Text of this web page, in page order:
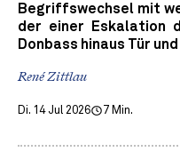
Begriffswechsel mit
der einer Eskalation
Donbass hinaus Tür
René Zittlau
Di. 14 Jul 2026 7 Min.